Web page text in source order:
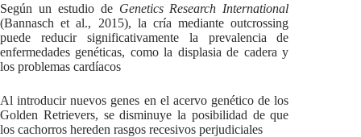
Según un estudio de Genetics Research International
(Bannasch et al., 2015), la cría mediante outcrossing
puede reducir significativamente la prevalencia de
enfermedades genéticas, como la displasia de cadera y
los problemas cardíacos
Al introducir nuevos genes en el acervo genético de los
Golden Retrievers, se disminuye la posibilidad de que
los cachorros hereden rasgos recesivos perjudiciales